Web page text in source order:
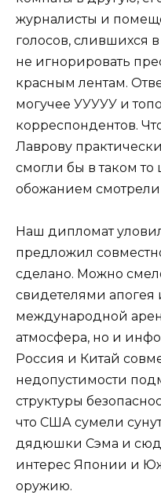
журналисты и
голосов, слившихся
не игнорировать
красным лентам.
могучее УУУУУ и
корреспондентов.
Лаврову
смогли бы в таком то
обожанием
Наш дипломат
предложил
сделано. Можно
свидетелями
международной
атмосфера, но и
Россия и Китай
недопустимости
структуры
что США сумели
дядюшки Сэма и
интерес Японии и
оружию.